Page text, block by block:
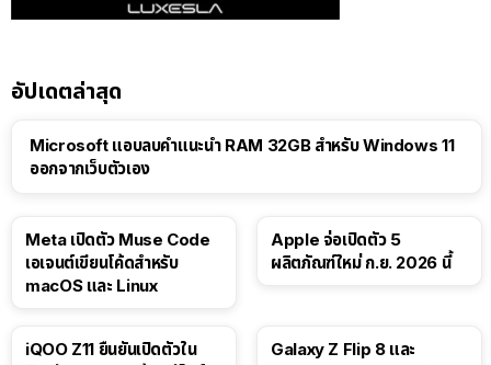
อัปเดตล่าสุด
Microsoft แอบลบคำแนะนำ RAM 32GB สำหรับ Windows 11
ออกจากเว็บตัวเอง
Meta เปิดตัว Muse Code
เอเจนต์เขียนโค้ดสำหรับ
macOS และ Linux
Apple จ่อเปิดตัว 5
ผลิตภัณฑ์ใหม่ ก.ย. 2026 นี้
iQOO Z11 ยืนยันเปิดตัวใน
Galaxy Z Flip 8 และ